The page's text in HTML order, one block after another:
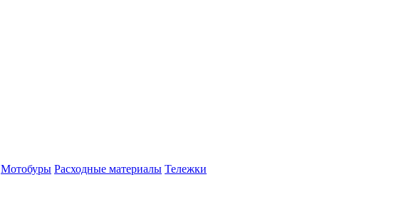
Мотобуры Расходные материалы Тележки